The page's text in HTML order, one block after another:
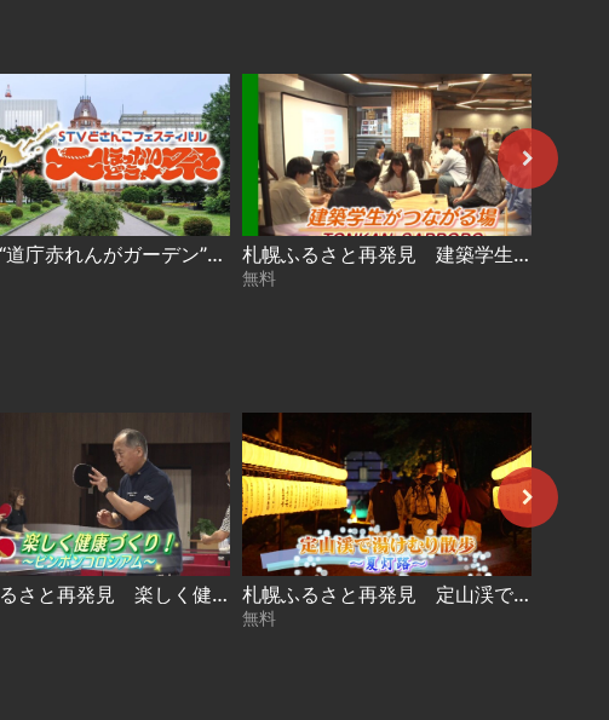
今年は“道庁赤れんがガーデン”で開催！【大ほっかいどう祭 2026】 札幌ふるさと再発見 建築学生がつながる場～TONKAN SAPPORO～2026年8月1日放送
無料
札幌ふるさと再発見 楽しく健康づくり！～ピンポンコロシアム～2026年7月11日放送 札幌ふるさと再発見 定山渓で湯けむり散歩～夏灯路～2026年7月4日放送
無料